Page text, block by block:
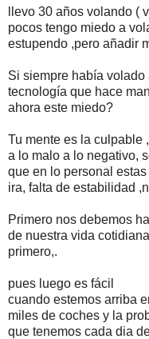
llevo 30 años volando (
pocos tengo miedo a
estupendo ,pero añadir
Si siempre había
tecnología que hace
ahora este miedo?
Tu mente es la culpable
a lo malo a lo negativo,
que en lo personal
ira, falta de estabilidad
Primero nos debemos
de nuestra vida
primero,.
pues luego es fácil
cuando estemos arriba
miles de coches y la
que tenemos cada dia